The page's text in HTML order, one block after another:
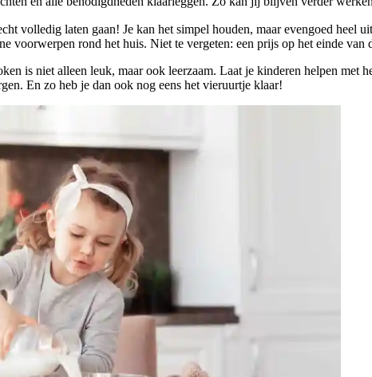
volledig laten gaan! Je kan het simpel houden, maar evengoed
voorwerpen rond het huis. Niet te vergeten: een prijs op het einde van
is niet alleen leuk, maar ook leerzaam. Laat je kinderen helpen
En zo heb je dan ook nog eens het vieruurtje klaar!